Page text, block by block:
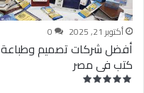
أكتوبر 21, 2025 0
أفضل شركات تصميم وطباعة
كتب فى مصر